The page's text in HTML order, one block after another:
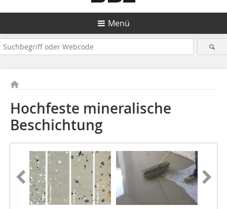
Menü
Hochfeste mineralische
Beschichtung